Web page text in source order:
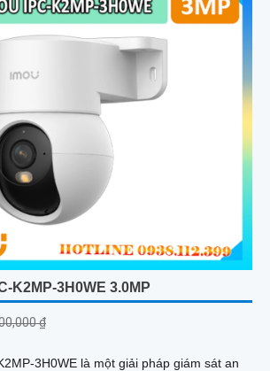
K2MP-3H0WE 3.0MP
₫
3H0WE là một giải pháp giám sát an